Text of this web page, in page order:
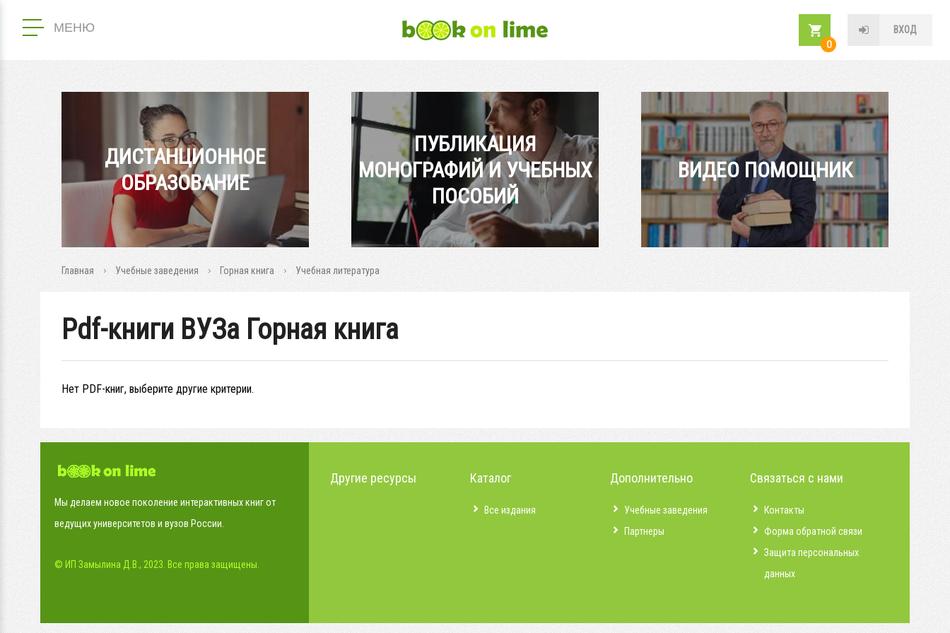
МЕНЮ
ВХОД
0
ДИСТАНЦИОННОЕ
ОБРАЗОВАНИЕ
ПУБЛИКАЦИЯ
МОНОГРАФИЙ И УЧЕБНЫХ
ПОСОБИЙ
ВИДЕО ПОМОЩНИК
Главная Учебные заведения Горная книга Учебная литература
Pdf-книги ВУЗа Горная книга
Нет PDF-книг, выберите другие критерии.
Мы делаем новое поколение интерактивных книг от
ведущих университетов и вузов России.
© ИП Замылина Д.В., 2023. Все права защищены.
Другие ресурсы Каталог
Все издания
Дополнительно
Учебные заведения
Партнеры
Связаться с нами
Контакты
Форма обратной связи
Защита персональных
данных